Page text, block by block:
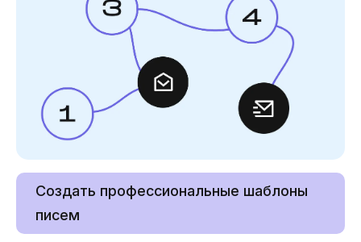
Создать профессиональные шаблоны
писем